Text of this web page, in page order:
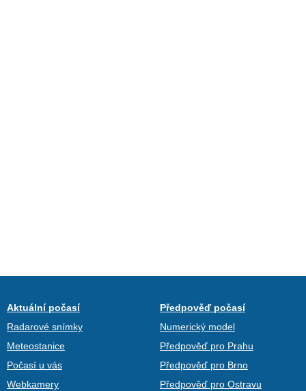
Aktuální počasí
Radarové snímky
Meteostanice
Počasí u vás
Webkamery
Předpověď počasí
Numerický model
Předpověď pro Prahu
Předpověď pro Brno
Předpověď pro Ostravu